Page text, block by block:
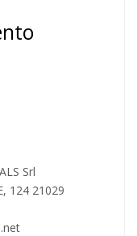
Srl
124 21029